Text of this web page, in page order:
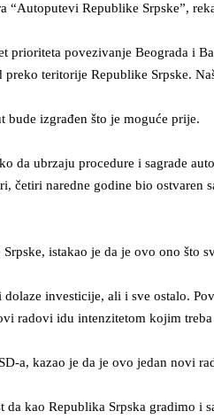
Republike Srpske”,
prioriteta povezivanje Beograda i
teritorije Republike Srpske.
bude izgrađen što je moguće prije.
da ubrzaju procedure i sagrade
četiri naredne godine bio ostvaren
istakao je da je ovo ono što
investicije, ali i sve ostalo.
radovi idu intenzitetom kojim
a, kazao je da je ovo jedan novi
da kao Republika Srpska gradimo